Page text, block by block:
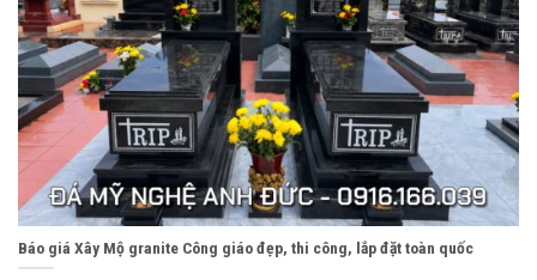
Báo giá Xây Mộ granite Công giáo đẹp, thi công, lắp đặt toàn quốc